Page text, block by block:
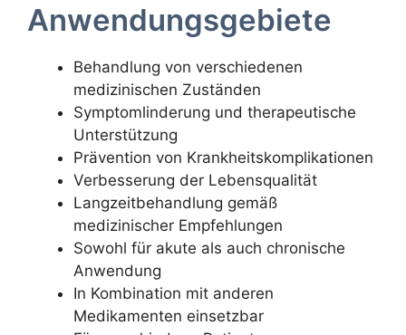
Anwendungsgebiete
Behandlung von verschiedenen
medizinischen Zuständen
Symptomlinderung und therapeutische
Unterstützung
Prävention von Krankheitskomplikationen
Verbesserung der Lebensqualität
Langzeitbehandlung gemäß
medizinischer Empfehlungen
Sowohl für akute als auch chronische
Anwendung
In Kombination mit anderen
Medikamenten einsetzbar